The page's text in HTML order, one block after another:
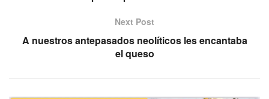
Next Post
A nuestros antepasados neolíticos les encantaba
el queso